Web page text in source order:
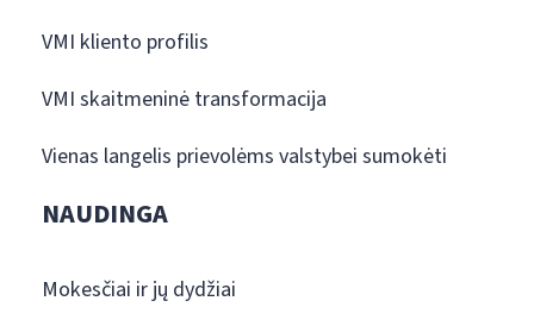
VMI kliento profilis
VMI skaitmeninė transformacija
Vienas langelis prievolėms valstybei sumokėti
NAUDINGA
Mokesčiai ir jų dydžiai